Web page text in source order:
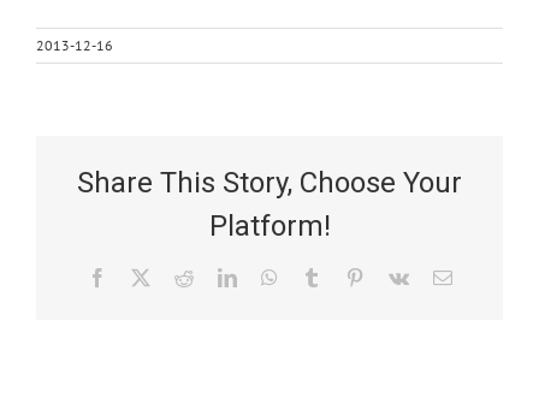
2013-12-16
Share This Story, Choose Your
Platform!
Facebook RedditLinkedInWhatsApp
Tumblr Pinterest
Vk Email